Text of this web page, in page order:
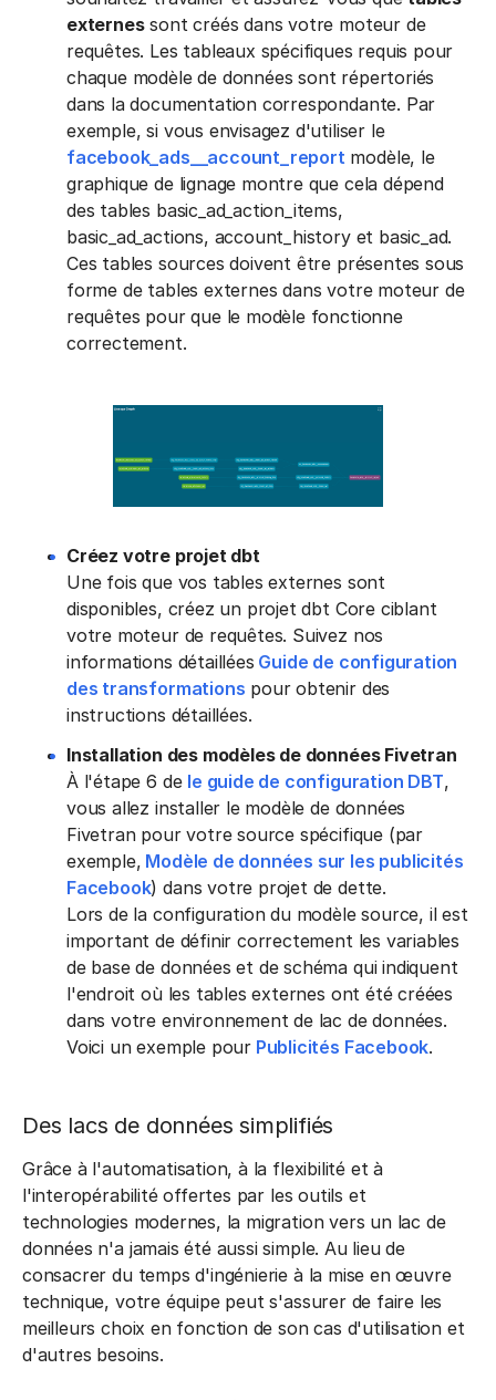
externessont créés dans votre moteur de
requêtes. Les tableaux spécifiques requis pour
chaque modèle de données sont répertoriés
dans la documentation correspondante. Par
exemple, si vous envisagez d'utiliser le
facebook_ads__account_report modèle, le
graphique de lignage montre que cela dépend
des tables basic_ad_action_items,
basic_ad_actions, account_history et basic_ad.
Ces tables sources doivent être présentes sous
forme de tables externes dans votre moteur de
requêtes pour que le modèle fonctionne
correctement.
Créez votre projet dbt
Une fois que vos tables externes sont
disponibles, créez un projet dbt Core ciblant
votre moteur de requêtes. Suivez nos
informations détaillées Guide de configuration
des transformations pour obtenir des
instructions détaillées.
Installation des modèles de données Fivetran
À l'étape 6 de le guide de configuration DBT,
vous allez installer le modèle de données
Fivetran pour votre source spécifique (par
exemple, Modèle de données sur les publicités
Facebook) dans votre projet de dette.
Lors de la configuration du modèle source, il est
important de définir correctement les variables
de base de données et de schéma qui indiquent
l'endroit où les tables externes ont été créées
dans votre environnement de lac de données.
Voici un exemple pour Publicités Facebook.
Des lacs de données simplifiés
Grâce à l'automatisation, à la flexibilité et à
l'interopérabilité offertes par les outils et
technologies modernes, la migration vers un lac de
données n'a jamais été aussi simple. Au lieu de
consacrer du temps d'ingénierie à la mise en œuvre
technique, votre équipe peut s'assurer de faire les
meilleurs choix en fonction de son cas d'utilisation et
d'autres besoins.